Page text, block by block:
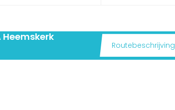
Heemskerk
Routebeschrijving